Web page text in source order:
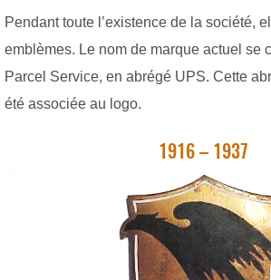
Pendant toute l’existence de la société,
emblèmes. Le nom de marque actuel se
Parcel Service, en abrégé UPS. Cette
été associée au logo.
1916 – 1937